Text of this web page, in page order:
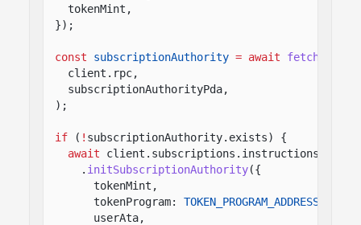
tokenMint,
});
const subscriptionAuthority = await
client.rpc,
subscriptionAuthorityPda,
);
if ( ! subscriptionAuthority.exists) {
await
client.subscriptions.instructions
. initSubscriptionAuthority({
tokenMint,
tokenProgram:
TOKEN_PROGRAM_ADDRESS
userAta,